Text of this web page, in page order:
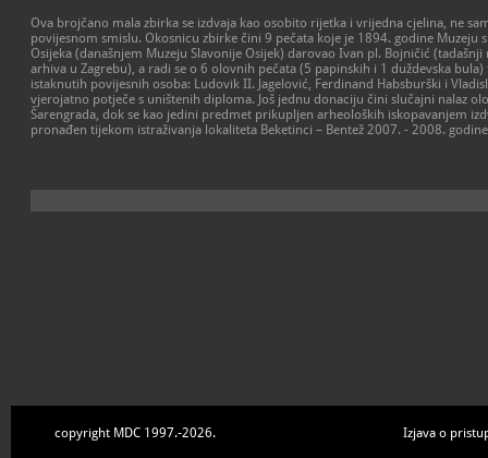
Ova brojčano mala zbirka se izdvaja kao osobito rijetka i vrijedna cjelina, ne
povijesnom smislu. Okosnicu zbirke čini 9 pečata koje je 1894. godine Muzeju
Osijeka (današnjem Muzeju Slavonije Osijek) darovao Ivan pl. Bojničić
arhiva u Zagrebu), a radi se o 6 olovnih pečata (5 papinskih i 1 duždevska
istaknutih povijesnih osoba: Ludovik II. Jagelović, Ferdinand Habsburški i
vjerojatno potječe s uništenih diploma. Još jednu donaciju čini slučajni nalaz
Šarengrada, dok se kao jedini predmet prikupljen arheoloških iskopavanjem
pronađen tijekom istraživanja lokaliteta Beketinci – Bentež 2007. - 2008.
copyright MDC 1997.-2026. Izjava o